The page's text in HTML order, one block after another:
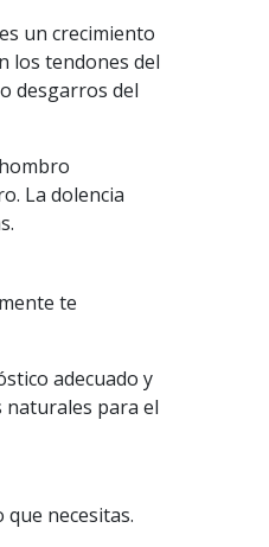
un crecimiento
los tendones del
desgarros del
La dolencia
te
adecuado y
naturales para el
necesitas.